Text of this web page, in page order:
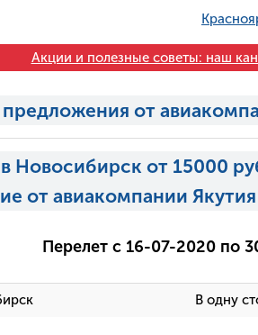
Акции и полезные советы: наш
от
Новосибирск от 15000
от авиакомпании Якутия
Перелет с 16-07-2020 по
В одну